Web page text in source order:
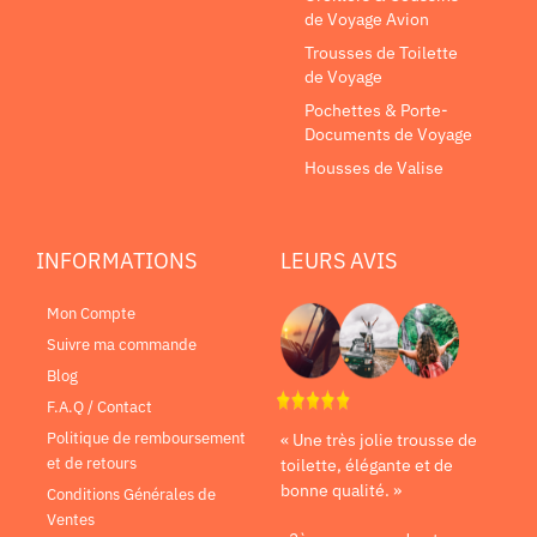
de Voyage Avion
Trousses de Toilette
de Voyage
Pochettes & Porte-
Documents de Voyage
Housses de Valise
INFORMATIONS
Mon Compte
Suivre ma commande
Blog
F.A.Q / Contact
Politique de remboursement
et de retours
Conditions Générales de
Ventes
LEURS AVIS
« Une très jolie trousse de
toilette, élégante et de
bonne qualité. »